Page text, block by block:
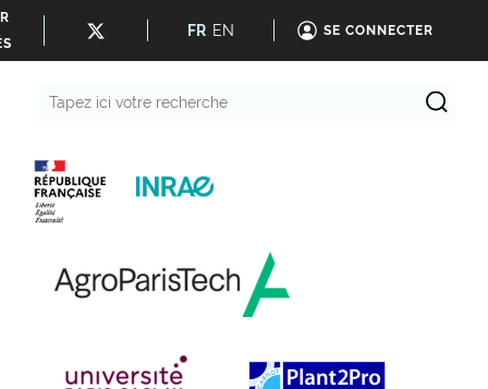
FR EN SE CONNECTER